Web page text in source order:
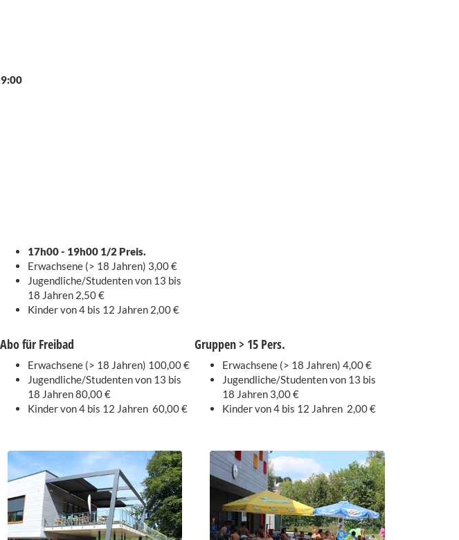
17h00 - 19h00 1/2 Preis.
Erwachsene (> 18 Jahren) 3,00 €
Jugendliche/Studenten von 13 bis
18 Jahren 2,50 €
Kinder von 4 bis 12 Jahren 2,00 €
Abo für Freibad
Erwachsene (> 18 Jahren) 100,00 €
Jugendliche/Studenten von 13 bis
18 Jahren 80,00 €
Kinder von 4 bis 12 Jahren 60,00 €
Gruppen > 15 Pers.
Erwachsene (> 18 Jahren) 4,00 €
Jugendliche/Studenten von 13 bis
18 Jahren 3,00 €
Kinder von 4 bis 12 Jahren 2,00 €